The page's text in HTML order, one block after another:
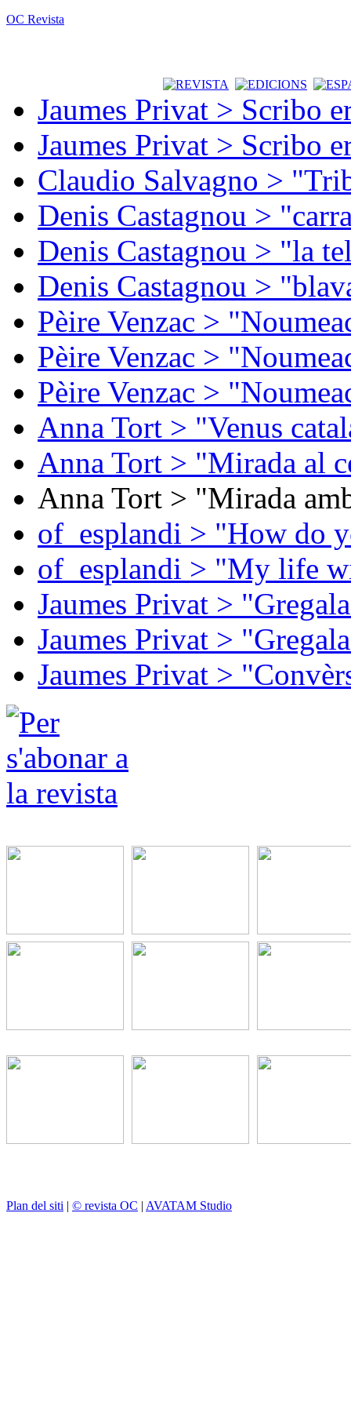
OC Revista
Jaumes Privat > Scribo
Jaumes Privat > Scribo
Claudio Salvagno >
Denis Castagnou >
Denis Castagnou > "la
Denis Castagnou >
Pèire Venzac >
Pèire Venzac >
Pèire Venzac >
Anna Tort > "Venus
Anna Tort > "Mirada al
Anna Tort > "Mirada
of_esplandi > "How do
of_esplandi > "My life
Jaumes Privat >
Jaumes Privat >
Jaumes Privat >
Plan del siti | © revista OC | AVATAM Studio